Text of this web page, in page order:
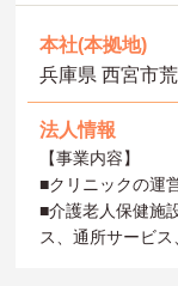
本社(本拠地)
兵庫県 西宮市
法人情報
【事業内容】
■クリニックの運
■介護老人保健施
ス、通所サービ